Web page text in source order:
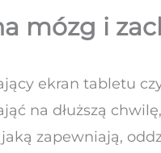
mózg i
ekran tabletu
na dłuższą
zapewniają,